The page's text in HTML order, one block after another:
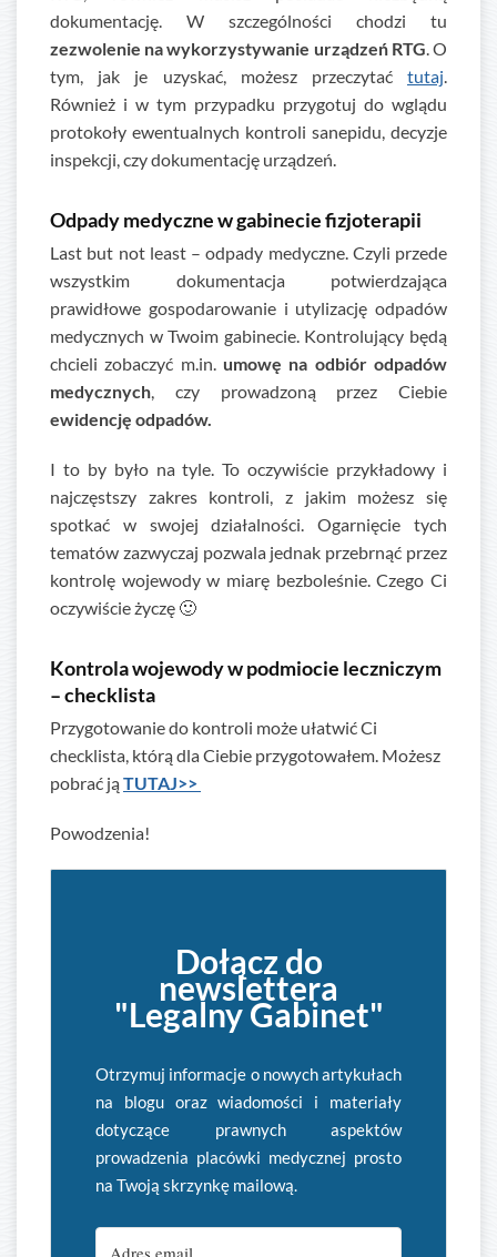
dokumentację. W szczególności chodzi tu
zezwolenie na wykorzystywanie urządzeń RTG . O
tym, jak je uzyskać, możesz przeczytać tutaj
Również i w tym przypadku przygotuj do wglądu
protokoły ewentualnych kontroli sanepidu, decyzje
inspekcji, czy dokumentację urządzeń.
Odpady medyczne w gabinecie fizjoterapii
Last but not least – odpady medyczne. Czyli przede
wszystkim dokumentacja potwierdzająca
prawidłowe gospodarowanie i utylizację odpadów
medycznych w Twoim gabinecie. Kontrolujący będą
chcieli zobaczyć m.in. umowę na odbiór odpadów
medycznych , czy prowadzoną przez Ciebie
ewidencję odpadów.
I to by było na tyle. To oczywiście przykładowy i
najczęstszy zakres kontroli, z jakim możesz się
spotkać w swojej działalności. Ogarnięcie tych
tematów zazwyczaj pozwala jednak przebrnąć przez
kontrolę wojewody w miarę bezboleśnie. Czego Ci
oczywiście życzę 🙂
Kontrola wojewody w podmiocie leczniczym
– checklista
Przygotowanie do kontroli może ułatwić Ci
checklista, którą dla Ciebie przygotowałem. Możesz
pobrać jąTUTAJ>>
Powodzenia!
Dołącz do
newslettera
"Legalny Gabinet"
Otrzymuj informacje o nowych artykułach
na blogu oraz wiadomości i materiały
dotyczące prawnych aspektów
prowadzenia placówki medycznej prosto
na Twoją skrzynkę mailową.